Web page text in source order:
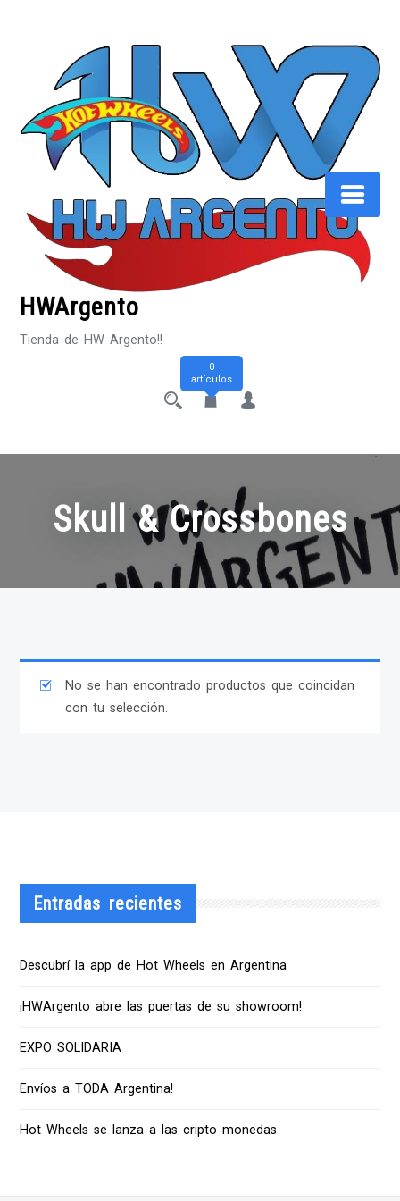
HWArgento
Tienda de HW Argento!!
0
artículos
Skull & Crossbones
No se han encontrado productos que coincidan
con tu selección.
Entradas recientes
Descubrí la app de Hot Wheels en Argentina
¡HWArgento abre las puertas de su showroom!
EXPO SOLIDARIA
Envíos a TODA Argentina!
Hot Wheels se lanza a las cripto monedas